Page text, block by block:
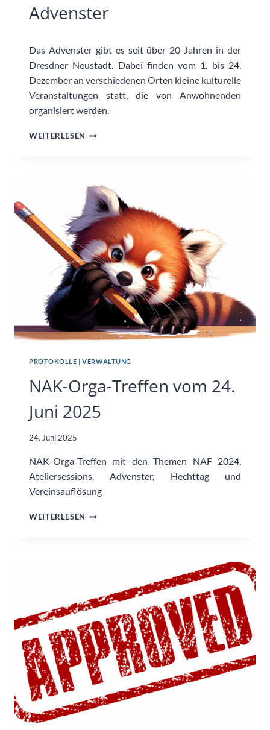
Advenster
Das Advenster gibt es seit über 20 Jahren in der
Dresdner Neustadt. Dabei finden vom 1. bis 24.
Dezember an verschiedenen Orten kleine kulturelle
Veranstaltungen statt, die von Anwohnenden
organisiert werden.
WEITERLESEN ADVENSTER
PROTOKOLLE |VERWALTUNG
NAK-Orga-Treffen vom 24.
Juni 2025
24. Juni 2025
NAK-Orga-Treffen mit den Themen NAF 2024,
Ateliersessions, Advenster, Hechttag und
Vereinsauflösung
WEITERLESEN NAK-